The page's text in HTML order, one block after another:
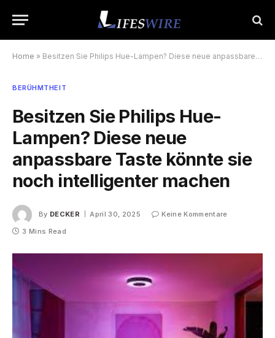
Home » Besitzen Sie Philips Hue-Lampen? Diese neue anpassbare Taste könnte sie noch intelligenter machen
BERÜHMTHEIT
Besitzen Sie Philips Hue-
Lampen? Diese neue
anpassbare Taste könnte sie
noch intelligenter machen
By DECKER April 30, 2025
Keine Kommentare
3 Mins Read